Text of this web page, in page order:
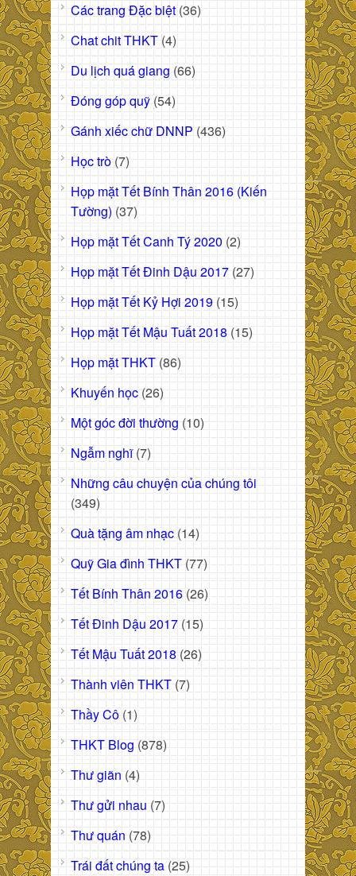
Các trang Đặc biệt(36)
Chat chit THKT (4)
Du lịch quá giang (66)
Đóng góp quỹ (54)
Gánh xiếc chữ DNNP (436)
Học trò (7)
Họp mặt Tết Bính Thân 2016 (Kiến
Tường) (37)
Họp mặt Tết Canh Tý 2020 (2)
Họp mặt Tết Đinh Dậu 2017 (27)
Họp mặt Tết Kỷ Hợi 2019 (15)
Họp mặt Tết Mậu Tuất 2018 (15)
Họp mặt THKT (86)
Khuyến học (26)
Một góc đời thường (10)
Ngẫm nghĩ(7)
Những câu chuyện của chúng tôi
(349)
Quà tặng âm nhạc (14)
Quỹ Gia đình THKT (77)
Tết Bính Thân 2016 (26)
Tết Đinh Dậu 2017 (15)
Tết Mậu Tuất 2018 (26)
Thành viên THKT (7)
Thầy Cô (1)
THKT Blog (878)
Thư giãn (4)
Thư gửi nhau (7)
Thư quán (78)
Trái đất chúng ta (25)